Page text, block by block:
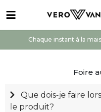
Chaque instant à la
Foire
Que dois-je faire
le produit?